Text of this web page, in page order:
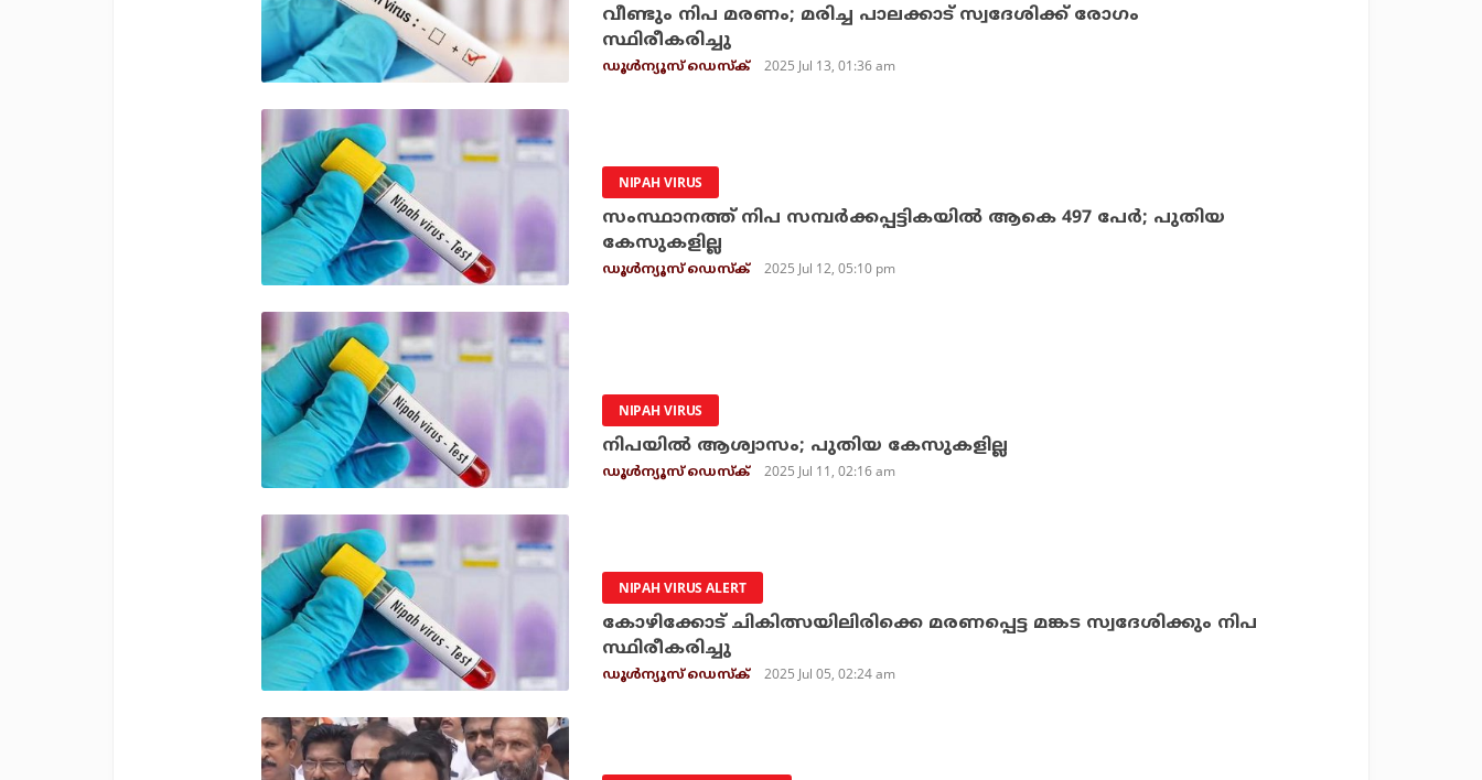
വീണ്ടും നിപ മരണം; മരിച്ച പാലക്കാട് സ്വദേശിക്ക് രോഗം
സ്ഥിരീകരിച്ചു
ഡൂള്‍ന്യൂസ് ഡെസ്‌ക് 2025 Jul 13, 01:36 am
NIPAH VIRUS
സംസ്ഥാനത്ത് നിപ സമ്പര്‍ക്കപ്പട്ടികയില്‍ ആകെ 497 പേര്‍; പുതിയ
കേസുകളില്ല
ഡൂള്‍ന്യൂസ് ഡെസ്‌ക് 2025 Jul 12, 05:10 pm
NIPAH VIRUS
നിപയില്‍ ആശ്വാസം; പുതിയ കേസുകളില്ല
ഡൂള്‍ന്യൂസ് ഡെസ്‌ക് 2025 Jul 11, 02:16 am
NIPAH VIRUS ALERT
കോഴിക്കോട് ചികിത്സയിലിരിക്കെ മരണപ്പെട്ട മങ്കട സ്വദേശിക്കും നിപ
സ്ഥിരീകരിച്ചു
ഡൂള്‍ന്യൂസ് ഡെസ്‌ക് 2025 Jul 05, 02:24 am